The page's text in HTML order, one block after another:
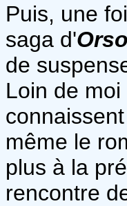
Puis, une
saga d'
de
Loin de
même le
plus à la
rencontre